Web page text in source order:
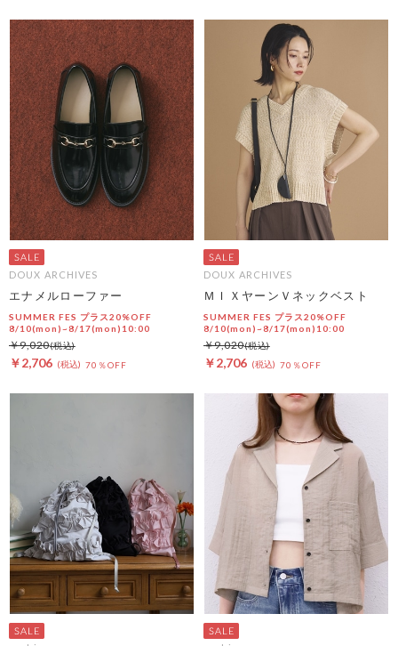
DOUX ARCHIVES
エナメルローファー
SUMMER FES プラス20%OFF
8/10(mon)~8/17(mon)10:00
￥2,706 70％OFF
￥9,020
DOUX ARCHIVES
ＭＩＸヤーンＶネックベスト
SUMMER FES プラス20%OFF
8/10(mon)~8/17(mon)10:00
￥2,706 70％OFF
￥9,020